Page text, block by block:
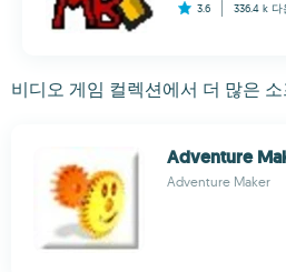
3.6 336.4 k 다
비디오 게임 컬렉션에서 더 많은
Adventure
Adventure Maker